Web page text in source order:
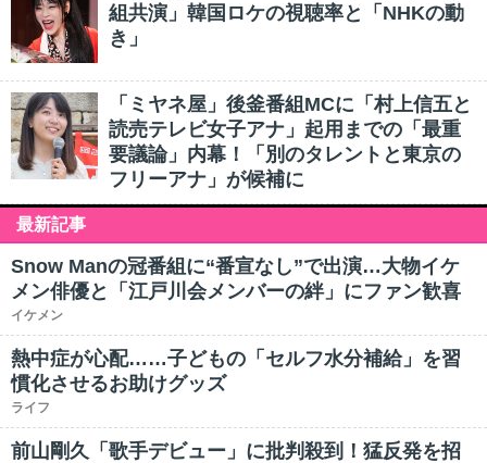
組共演」韓国ロケの視聴率と「NHKの動
き」
「ミヤネ屋」後釜番組MCに「村上信五と
読売テレビ女子アナ」起用までの「最重
要議論」内幕！「別のタレントと東京の
フリーアナ」が候補に
最新記事
Snow Manの冠番組に“番宣なし”で出演…大物イケ
メン俳優と「江戸川会メンバーの絆」にファン歓喜
イケメン
熱中症が心配……子どもの「セルフ水分補給」を習
慣化させるお助けグッズ
ライフ
前山剛久「歌手デビュー」に批判殺到！猛反発を招